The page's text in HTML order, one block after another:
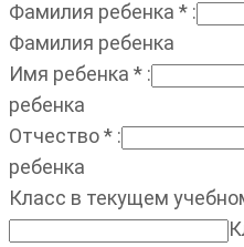
Фамилия ребенка * :
Фамилия ребенка
Имя ребенка * :
ребенка
Отчество* :
ребенка
Класс в текущем